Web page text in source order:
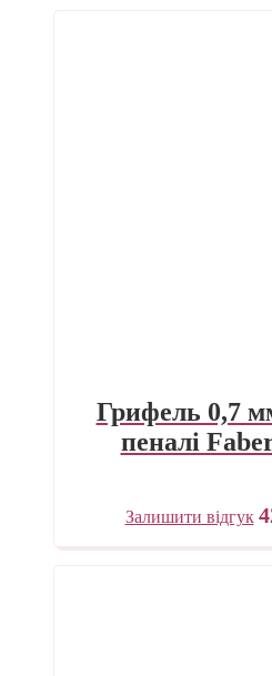
Грифель 0,7
пеналі
Залишити відгук